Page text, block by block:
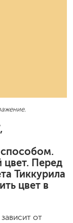
цвет. Перед
Тиккурила
цвет в
от